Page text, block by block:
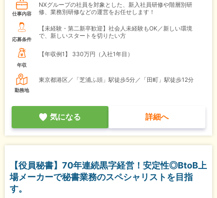
仕事内容
NXグループの社員を対象とした、新入社員研修や階層別研
修、業務別研修などの運営をお任せします！
応募条件
【未経験・第二新卒歓迎】社会人未経験もOK／新しい環境
で、新しいスタートを切りたい方
年収
【年収例1】 330万円（入社1年目）
勤務地
東京都港区／「芝浦ふ頭」駅徒歩5分／「田町」駅徒歩12分
気になる 詳細へ
【役員秘書】70年連続黒字経営！安定性◎BtoB上
場メーカーで秘書業務のスペシャリストを目指
す。